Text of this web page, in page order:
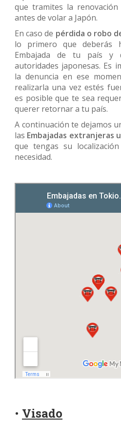
que tramites la
antes de volar a Japón.
En caso de pérdida o robo
lo primero que deberás
Embajada de tu país y
autoridades japonesas. Es
la denuncia en ese
realizarla una vez estés
es posible que te sea
querer retornar a tu país.
A continuación te dejamos
las Embajadas extranjeras
que tengas su
necesidad.
• Visado